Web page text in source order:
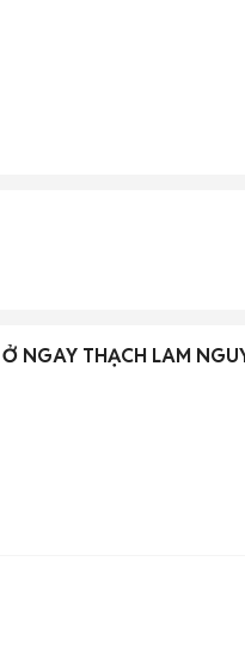
NGAY THẠCH LAM